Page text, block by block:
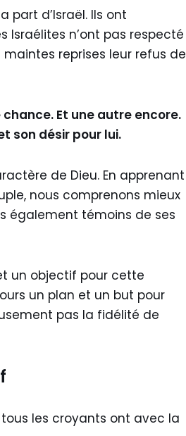
part d’Israël. Ils ont
Israélites n’ont pas respecté
reprises leur refus de
Et une autre encore.
son désir pour lui.
de Dieu. En apprenant
nous comprenons mieux
également témoins de ses
un objectif pour cette
un plan et un but pour
pas la fidélité de
les croyants ont avec la